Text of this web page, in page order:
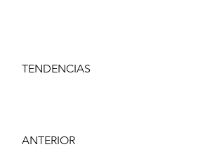
TENDENCIAS
ANTERIOR